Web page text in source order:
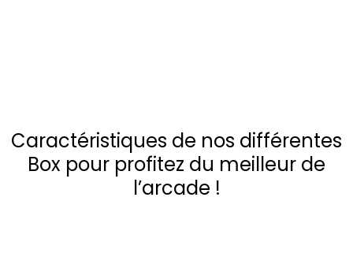
Caractéristiques de nos différentes
Box pour profitez du meilleur de
l’arcade !